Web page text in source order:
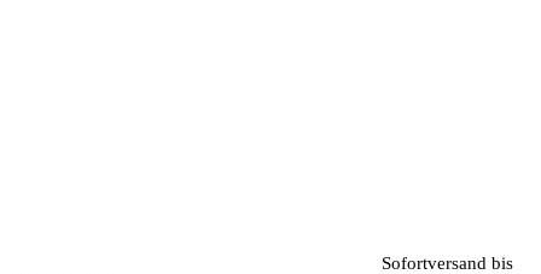
Sofortversand bis